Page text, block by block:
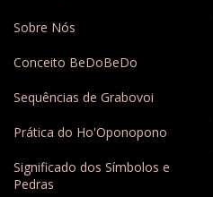
Sobre Nós
Conceito BeDoBeDo
Sequências de Grabovoi
Prática do Ho'Oponopono
Significado dos Símbolos e
Pedras